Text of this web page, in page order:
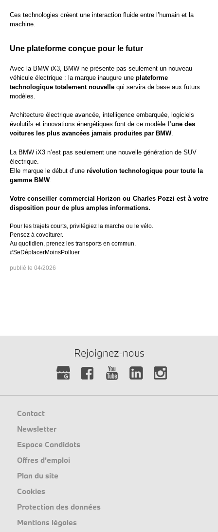
Ces technologies créent une interaction fluide entre l’humain et la
machine.
Une plateforme conçue pour le futur
Avec la BMW iX3, BMW ne présente pas seulement un nouveau
véhicule électrique : la marque inaugure une plateforme
technologique totalement nouvelle qui servira de base aux futurs
modèles.
Architecture électrique avancée, intelligence embarquée, logiciels
évolutifs et innovations énergétiques font de ce modèle l’une des
voitures les plus avancées jamais produites par BMW.
La BMW iX3 n’est pas seulement une nouvelle génération de SUV
électrique.
Elle marque le début d’une révolution technologique pour toute la
gamme BMW.
Votre conseiller commercial Horizon ou Charles Pozzi est à votre
disposition pour de plus amples informations.
Pour les trajets courts, privilégiez la marche ou le vélo.
Pensez à covoiturer.
Au quotidien, prenez les transports en commun.
#SeDéplacerMoinsPolluer
04/2026
Rejoignez-nous
Contact
Newsletter
Espace Candidats
Offres d'emploi
Plan du site
Cookies
Protection des données
Mentions légales